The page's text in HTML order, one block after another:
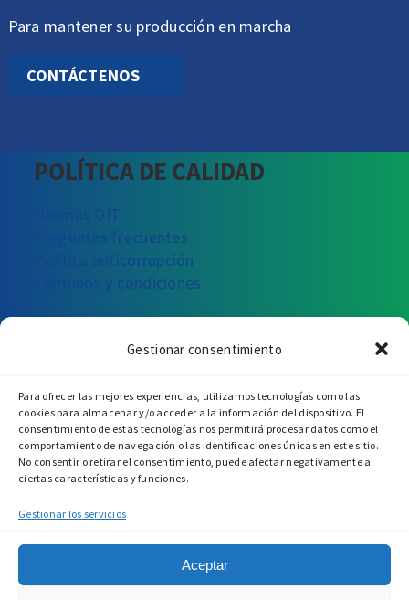
Gestionar consentimiento
Para ofrecer las mejores experiencias, utilizamos tecnologías como las
cookies para almacenar y/o acceder a la información del dispositivo. El
consentimiento de estas tecnologías nos permitirá procesar datos como el
comportamiento de navegación o las identificaciones únicas en este sitio.
No consentir o retirar el consentimiento, puede afectar negativamente a
ciertas características y funciones.
Gestionar los servicios
Aceptar
Para mantener su producción en marcha
CONTÁCTENOS
POLÍTICA DE CALIDAD
Normas OIT
Preguntas frecuentes
Política anticorrupción
Términos y condiciones
¿PODEMOS AYUDARTE?
EscríbanosLlámenosVisítenos